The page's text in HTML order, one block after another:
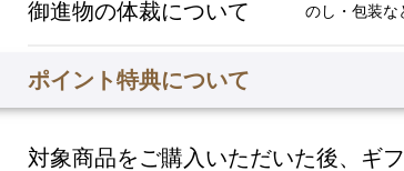
御進物の体裁について のし・包装な
ポイント特典について
対象商品をご購入いただいた後、ギ